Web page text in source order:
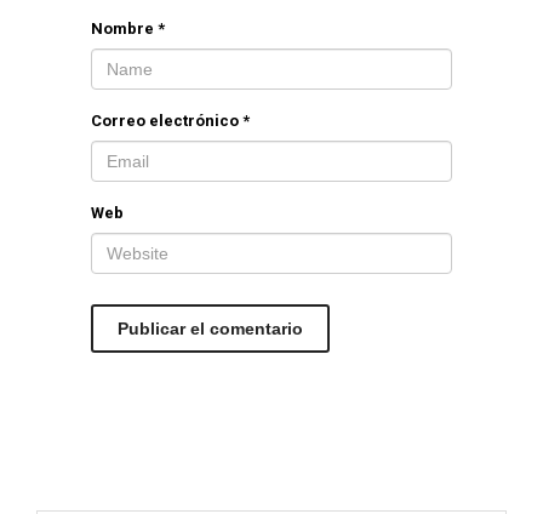
Nombre *
Correo electrónico *
Web